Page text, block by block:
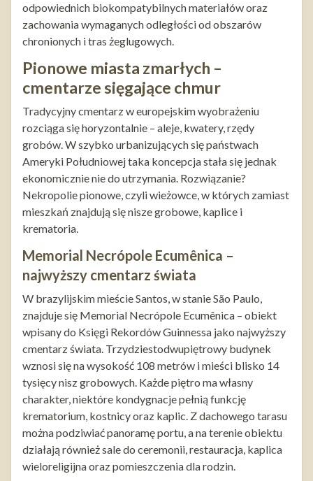
odpowiednich biokompatybilnych materiałów oraz
zachowania wymaganych odległości od obszarów
chronionych i tras żeglugowych.
Pionowe miasta zmarłych –
cmentarze sięgające chmur
Tradycyjny cmentarz w europejskim wyobrażeniu
rozciąga się horyzontalnie – aleje, kwatery, rzędy
grobów. W szybko urbanizujących się państwach
Ameryki Południowej taka koncepcja stała się jednak
ekonomicznie nie do utrzymania. Rozwiązanie?
Nekropolie pionowe, czyli wieżowce, w których zamiast
mieszkań znajdują się nisze grobowe, kaplice i
krematoria.
Memorial Necrópole Ecumênica –
najwyższy cmentarz świata
W brazylijskim mieście Santos, w stanie São Paulo,
znajduje się Memorial Necrópole Ecumênica – obiekt
wpisany do Księgi Rekordów Guinnessa jako najwyższy
cmentarz świata. Trzydziestodwupiętrowy budynek
wznosi się na wysokość 108 metrów i mieści blisko 14
tysięcy nisz grobowych. Każde piętro ma własny
charakter, niektóre kondygnacje pełnią funkcję
krematorium, kostnicy oraz kaplic. Z dachowego tarasu
można podziwiać panoramę portu, a na terenie obiektu
działają również sale do ceremonii, restauracja, kaplica
wieloreligijna oraz pomieszczenia dla rodzin.